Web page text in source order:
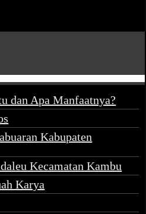
dan Apa Manfaatnya?
Kabupaten
Kecamatan Kambu
Karya